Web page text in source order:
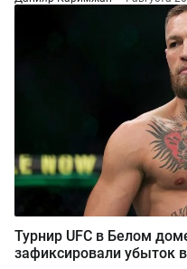
Турнир UFC в Белом
зафиксировали убыток